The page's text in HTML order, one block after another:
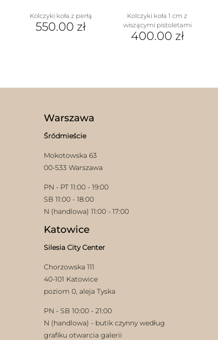
Kolczyki koła z perłą
550.00 zł
Kolczyki koła 1 cm z
wiszącymi pistoletami
400.00 zł
Warszawa
Śródmieście
Mokotowska 63
00-533 Warszawa
PN - PT 11:00 - 19:00
SB 11:00 - 18:00
N (handlowa) 11:00 - 17:00
Katowice
Silesia City Center
Chorzowska 111
40-101 Katowice
poziom 0, aleja Tyska
PN - SB 10:00 - 21:00
N (handlowa) - butik czynny według
grafiku otwarcia galerii